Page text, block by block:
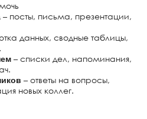
– посты, письма, презентации,
данных, сводные таблицы,
– списки дел, напоминания,
– ответы на вопросы,
новых коллег.